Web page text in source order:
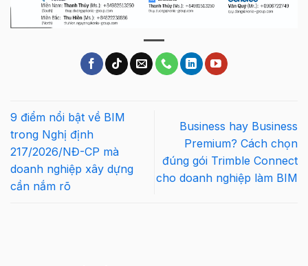
9 điểm nổi bật về BIM
trong Nghị định
217/2026/NĐ-CP mà
doanh nghiệp xây dựng
cần nắm rõ
Business hay Business
Premium? Cách chọn
đúng gói Trimble Connect
cho doanh nghiệp làm BIM